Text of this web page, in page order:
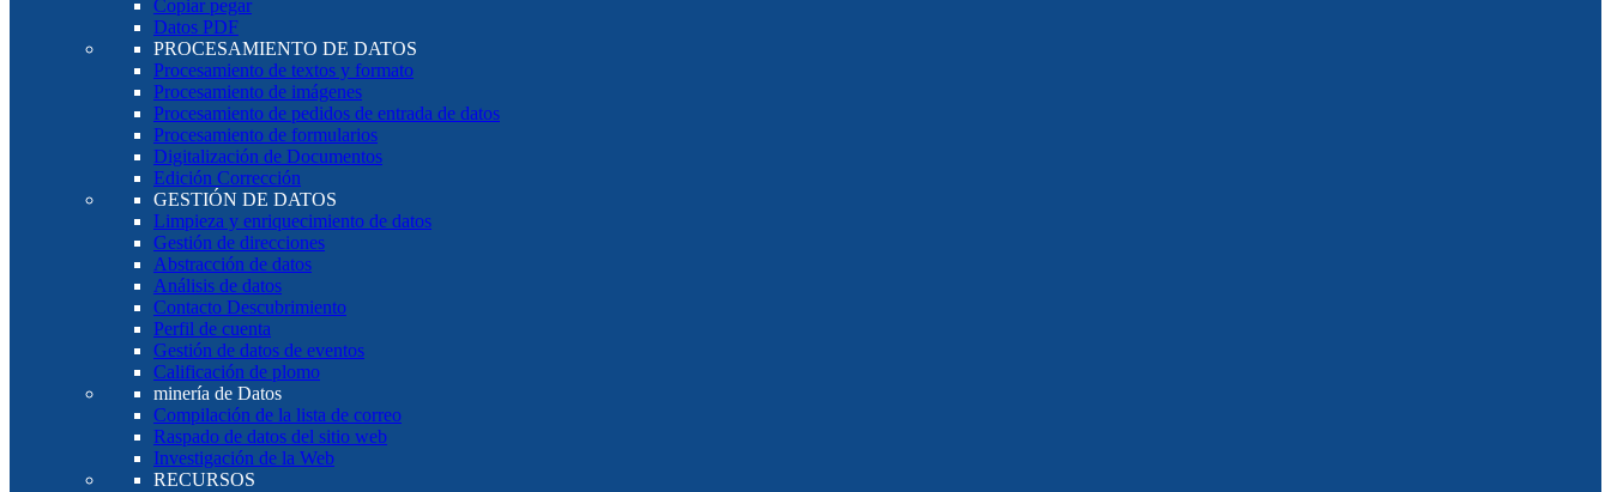
Copiar pegar
Datos PDF
PROCESAMIENTO DE DATOS
Procesamiento de textos y formato
Procesamiento de imágenes
Procesamiento de pedidos de entrada de datos
Procesamiento de formularios
Digitalización de Documentos
Edición Corrección
GESTIÓN DE DATOS
Limpieza y enriquecimiento de datos
Gestión de direcciones
Abstracción de datos
Análisis de datos
Contacto Descubrimiento
Perfil de cuenta
Gestión de datos de eventos
Calificación de plomo
minería de Datos
Compilación de la lista de correo
Raspado de datos del sitio web
Investigación de la Web
RECURSOS